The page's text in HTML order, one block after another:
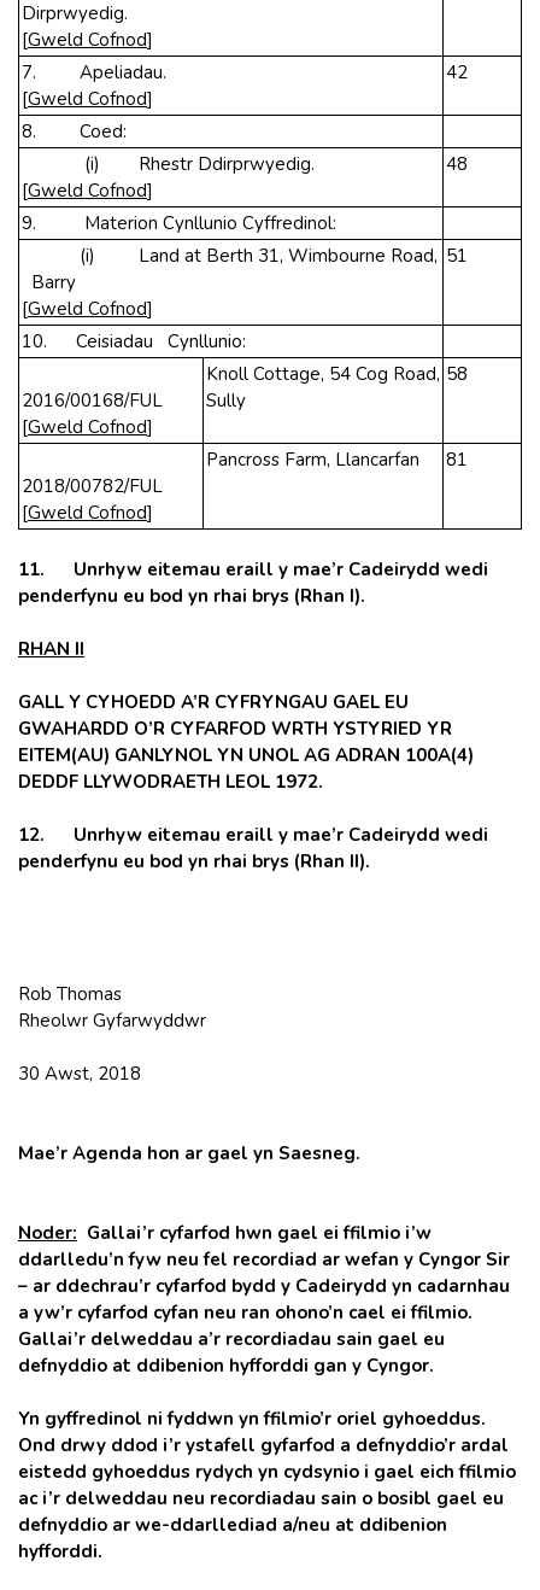
Dirprwyedig.
[Gweld Cofnod]
7. Apeliadau.
[Gweld Cofnod]
42
8. Coed:
(i) Rhestr Ddirprwyedig.
[Gweld Cofnod]
48
9. Materion Cynllunio Cyffredinol:
(i) Land at Berth 31, Wimbourne Road,
Barry
[Gweld Cofnod]
51
10. Ceisiadau Cynllunio:
2016/00168/FUL
[Gweld Cofnod]
Knoll Cottage, 54 Cog Road,
Sully
58
2018/00782/FUL
[Gweld Cofnod]
Pancross Farm, Llancarfan 81
11. Unrhyw eitemau eraill y mae’r Cadeirydd wedi
penderfynu eu bod yn rhai brys (Rhan I).
RHAN II
GALL Y CYHOEDD A’R CYFRYNGAU GAEL EU
GWAHARDD O’R CYFARFOD WRTH YSTYRIED YR
EITEM(AU) GANLYNOL YN UNOL AG ADRAN 100A(4)
DEDDF LLYWODRAETH LEOL 1972.
12. Unrhyw eitemau eraill y mae’r Cadeirydd wedi
penderfynu eu bod yn rhai brys (Rhan II).
Rob Thomas
Rheolwr Gyfarwyddwr
30 Awst, 2018
Mae’r Agenda hon ar gael yn Saesneg.
Noder: Gallai’r cyfarfod hwn gael ei ffilmio i’w
ddarlledu’n fyw neu fel recordiad ar wefan y Cyngor Sir
– ar ddechrau’r cyfarfod bydd y Cadeirydd yn cadarnhau
a yw’r cyfarfod cyfan neu ran ohono’n cael ei ffilmio.
Gallai’r delweddau a’r recordiadau sain gael eu
defnyddio at ddibenion hyfforddi gan y Cyngor.
Yn gyffredinol ni fyddwn yn ffilmio’r oriel gyhoeddus.
Ond drwy ddod i’r ystafell gyfarfod a defnyddio’r ardal
eistedd gyhoeddus rydych yn cydsynio i gael eich ffilmio
ac i’r delweddau neu recordiadau sain o bosibl gael eu
defnyddio ar we-ddarllediad a/neu at ddibenion
hyfforddi.